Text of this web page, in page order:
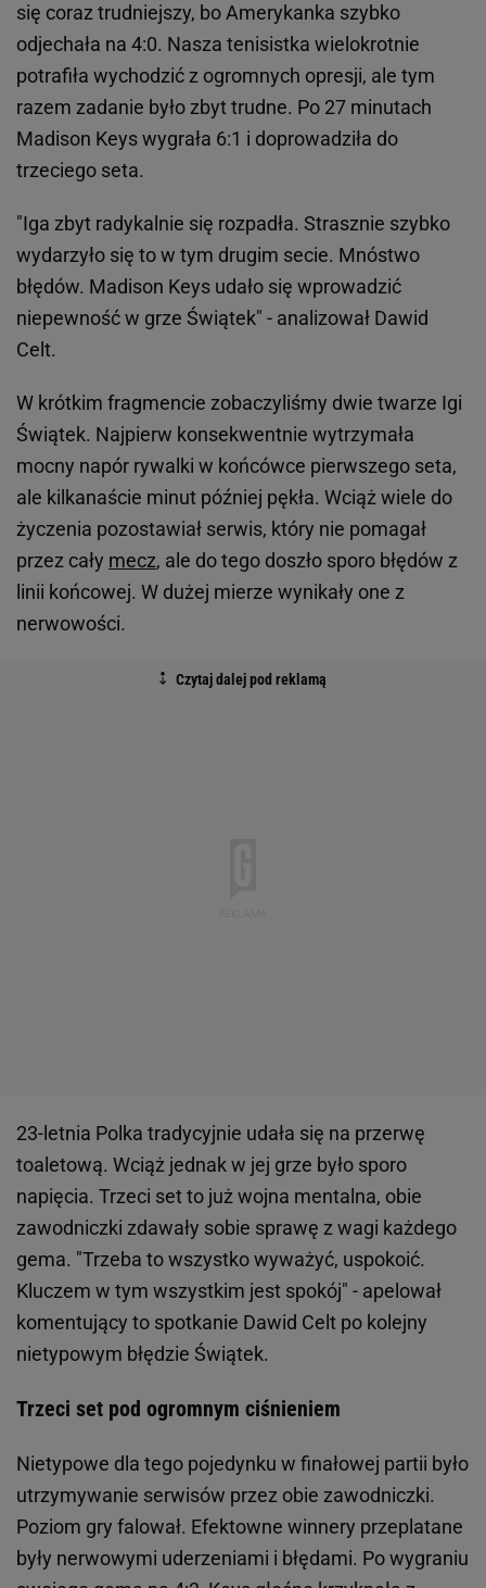
się coraz trudniejszy, bo Amerykanka szybko
odjechała na 4:0. Nasza tenisistka wielokrotnie
potrafiła wychodzić z ogromnych opresji, ale tym
razem zadanie było zbyt trudne. Po 27 minutach
Madison Keys wygrała 6:1 i doprowadziła do
trzeciego seta.
"Iga zbyt radykalnie się rozpadła. Strasznie szybko
wydarzyło się to w tym drugim secie. Mnóstwo
błędów. Madison Keys udało się wprowadzić
niepewność w grze Świątek" - analizował Dawid
Celt.
W krótkim fragmencie zobaczyliśmy dwie twarze Igi
Świątek. Najpierw konsekwentnie wytrzymała
mocny napór rywalki w końcówce pierwszego seta,
ale kilkanaście minut później pękła. Wciąż wiele do
życzenia pozostawiał serwis, który nie pomagał
przez cały mecz, ale do tego doszło sporo błędów z
linii końcowej. W dużej mierze wynikały one z
nerwowości.
23-letnia Polka tradycyjnie udała się na przerwę
toaletową. Wciąż jednak w jej grze było sporo
napięcia. Trzeci set to już wojna mentalna, obie
zawodniczki zdawały sobie sprawę z wagi każdego
gema. "Trzeba to wszystko wyważyć, uspokoić.
Kluczem w tym wszystkim jest spokój" - apelował
komentujący to spotkanie Dawid Celt po kolejny
nietypowym błędzie Świątek.
Trzeci set pod ogromnym ciśnieniem
Nietypowe dla tego pojedynku w finałowej partii było
utrzymywanie serwisów przez obie zawodniczki.
Poziom gry falował. Efektowne winnery przeplatane
były nerwowymi uderzeniami i błędami. Po wygraniu